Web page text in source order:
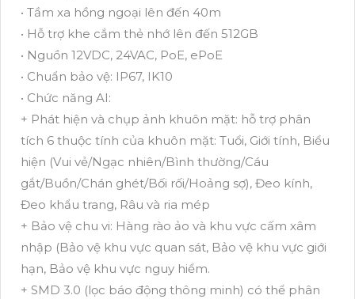
• Tầm xa hồng ngoại lên đến 40m
• Hỗ trợ khe cắm thẻ nhớ lên đến 512GB
• Nguồn 12VDC, 24VAC, PoE, ePoE
• Chuẩn bảo vệ: IP67, IK10
• Chức năng AI:
+ Phát hiện và chụp ảnh khuôn mặt: hỗ trợ phân
tích 6 thuộc tính của khuôn mặt: Tuổi, Giới tính, Biểu
hiện (Vui vẻ/Ngạc nhiên/Bình thường/Cáu
gắt/Buồn/Chán ghét/Bối rối/Hoảng sợ), Đeo kính,
Đeo khẩu trang, Râu và ria mép
+ Bảo vệ chu vi: Hàng rào ảo và khu vực cấm xâm
nhập (Bảo vệ khu vực quan sát, Bảo vệ khu vực giới
hạn, Bảo vệ khu vực nguy hiểm.
+ SMD 3.0 (lọc báo động thông minh) có thể phân